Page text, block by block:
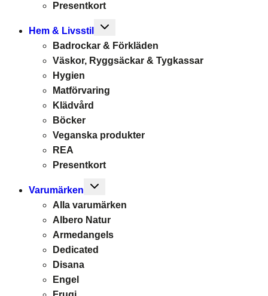
Presentkort
Hem & Livsstil
Toggle
menu
Badrockar & Förkläden
Väskor, Ryggsäckar & Tygkassar
Hygien
Matförvaring
Klädvård
Böcker
Veganska produkter
REA
Presentkort
Varumärken
Toggle
menu
Alla varumärken
Albero Natur
Armedangels
Dedicated
Disana
Engel